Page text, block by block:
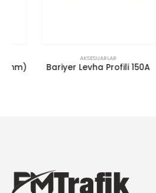
AKSESUARLAR
Bariyer Levha Profili 150A